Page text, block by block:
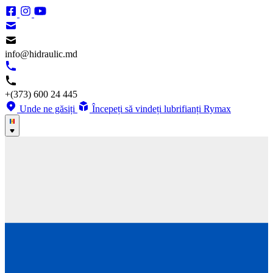
info@hidraulic.md
+(373) 600 24 445
Unde ne găsiți
Începeți să vindeți lubrifianți Rymax